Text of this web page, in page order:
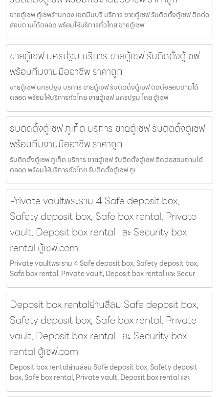
ขายตู้เซฟ ตู้เซฟร้านทอง เขตมีนบุรี บริการ ขายตู้เซฟ รับติดตั้งตู้เซฟ ติดต่อ
สอบถามได้ตลอด พร้อมให้บริการทั่วไทย ขายตู้เซฟ
ขายตู้เซฟ นครปฐม บริการ ขายตู้เซฟ รับติดตั้งตู้เซฟ
พร้อมทีมงานมืออาชีพ ราคาถูก
ขายตู้เซฟ นครปฐม บริการ ขายตู้เซฟ รับติดตั้งตู้เซฟ ติดต่อสอบถามได้
ตลอด พร้อมให้บริการทั่วไทย ขายตู้เซฟ นครปฐม โดย ตู้เซฟ
รับติดตั้งตู้เซฟ ภูเก็ต บริการ ขายตู้เซฟ รับติดตั้งตู้เซฟ
พร้อมทีมงานมืออาชีพ ราคาถูก
รับติดตั้งตู้เซฟ ภูเก็ต บริการ ขายตู้เซฟ รับติดตั้งตู้เซฟ ติดต่อสอบถามได้
ตลอด พร้อมให้บริการทั่วไทย รับติดตั้งตู้เซฟ ภูเ
Private vaultพระราม 4 Safe deposit box,
Safety deposit box, Safe box rental, Private
vault, Deposit box rental และ Security box
rental ตู้เซฟ.com
Private vaultพระราม 4 Safe deposit box, Safety deposit box,
Safe box rental, Private vault, Deposit box rental และ Secur
Deposit box rentalย่านสีลม Safe deposit box,
Safety deposit box, Safe box rental, Private
vault, Deposit box rental และ Security box
rental ตู้เซฟ.com
Deposit box rentalย่านสีลม Safe deposit box, Safety deposit
box, Safe box rental, Private vault, Deposit box rental และ